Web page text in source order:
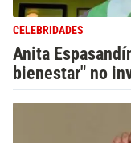
CELEBRIDADES
Anita
bienestar" no